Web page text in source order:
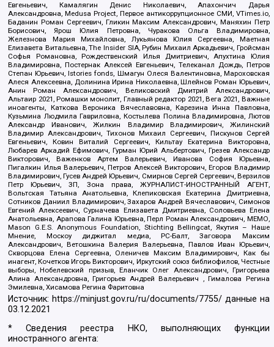
Евгеньевич, Камалягин Денис Николаевич, Апахончич Дарья
Александровна, Medusa Project, Первое антикоррупционное СМИ, VTimes.io,
Баданин Роман Сергеевич, Гликин Максим Александрович, Маняхин Петр
Борисович, Ярош Юлия Петровна, Чуракова Ольга Владимировна,
Железнова Мария Михайловна, Лукьянова Юлия Сергеевна, Маетная
Елизавета Витальевна, The Insider SIA, Рубин Михаил Аркадьевич, Гройсман
Софья Романовна, Рождественский Илья Дмитриевич, Апухтина Юлия
Владимировна, Постернак Алексей Евгеньевич, Телеканал Дождь, Петров
Степан Юрьевич, Istories fonds, Шмагун Олеся Валентиновна, Мароховская
Алеся Алексеевна, Долинина Ирина Николаевна, Шлейнов Роман Юрьевич,
Анин Роман Александрович, Великовский Дмитрий Александрович,
Альтаир 2021, Ромашки монолит, Главный редактор 2021, Вега 2021, Важные
иноагенты, Каткова Вероника Вячеславовна, Карезина Инна Павловна,
Кузьмина Людмила Гавриловна, Костылева Полина Владимировна, Лютов
Александр Иванович, Жилкин Владимир Владимирович, Жилинский
Владимир Александрович, Тихонов Михаил Сергеевич, Пискунов Сергей
Евгеньевич, Ковин Виталий Сергеевич, Кильтау Екатерина Викторовна,
Любарев Аркадий Ефимович, Гурман Юрий Альбертович, Грезев Александр
Викторович, Важенков Артем Валерьевич, Иванова София Юрьевна,
Пигалкин Илья Валерьевич, Петров Алексей Викторович, Егоров Владимир
Владимирович, Гусев Андрей Юрьевич, Смирнов Сергей Сергеевич, Верзилов
Петр Юрьевич, ЗП, Зона права, ЖУРНАЛИСТ-ИНОСТРАННЫЙ АГЕНТ,
Вольтская Татьяна Анатольевна, Клепиковская Екатерина Дмитриевна,
Сотников Даниил Владимирович, Захаров Андрей Вячеславович, Симонов
Евгений Алексеевич, Сурначева Елизавета Дмитриевна, Соловьева Елена
Анатольевна, Арапова Галина Юрьевна, Перл Роман Александрович, МЕМО,
Mason G.E.S. Anonymous Foundation, Stichting Bellingcat, Якутия – Наше
Мнение, Москоу диджитал медиа, РС-Балт, Заговора Максим
Александрович, Ветошкина Валерия Валерьевна, Павлов Иван Юрьевич,
Скворцова Елена Сергеевна, Оленичев Максим Владимирович, Как бы
инагент, Кочетков Игорь Викторович, Иркутский союз библиофилов, Честные
выборы, Нобелевский призыв, Еланчик Олег Александрович, Григорьева
Алина Александровна, Григорьев Андрей Валерьевич , Гималова Регина
Эмилевна, Хисамова Регина Фаритовна
Источник: https://minjust.gov.ru/ru/documents/7755/ данные на
03.12.2021
* Сведения реестра НКО, выполняющих функции
иностранного агента: